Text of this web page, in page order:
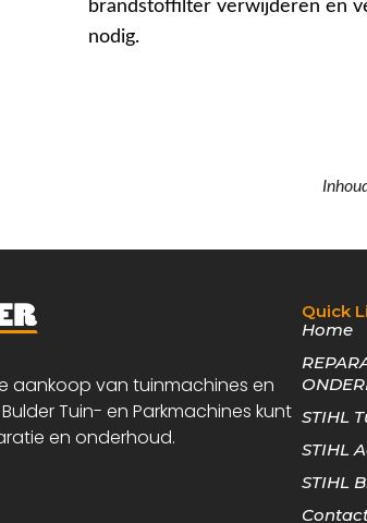
brandstoffilter verwijderen en
nodig.
aankoop van tuinmachines en
Tuin- en Parkmachines kunt
en onderhoud.
Quick
Home
STIHL
STIHL
STIHL